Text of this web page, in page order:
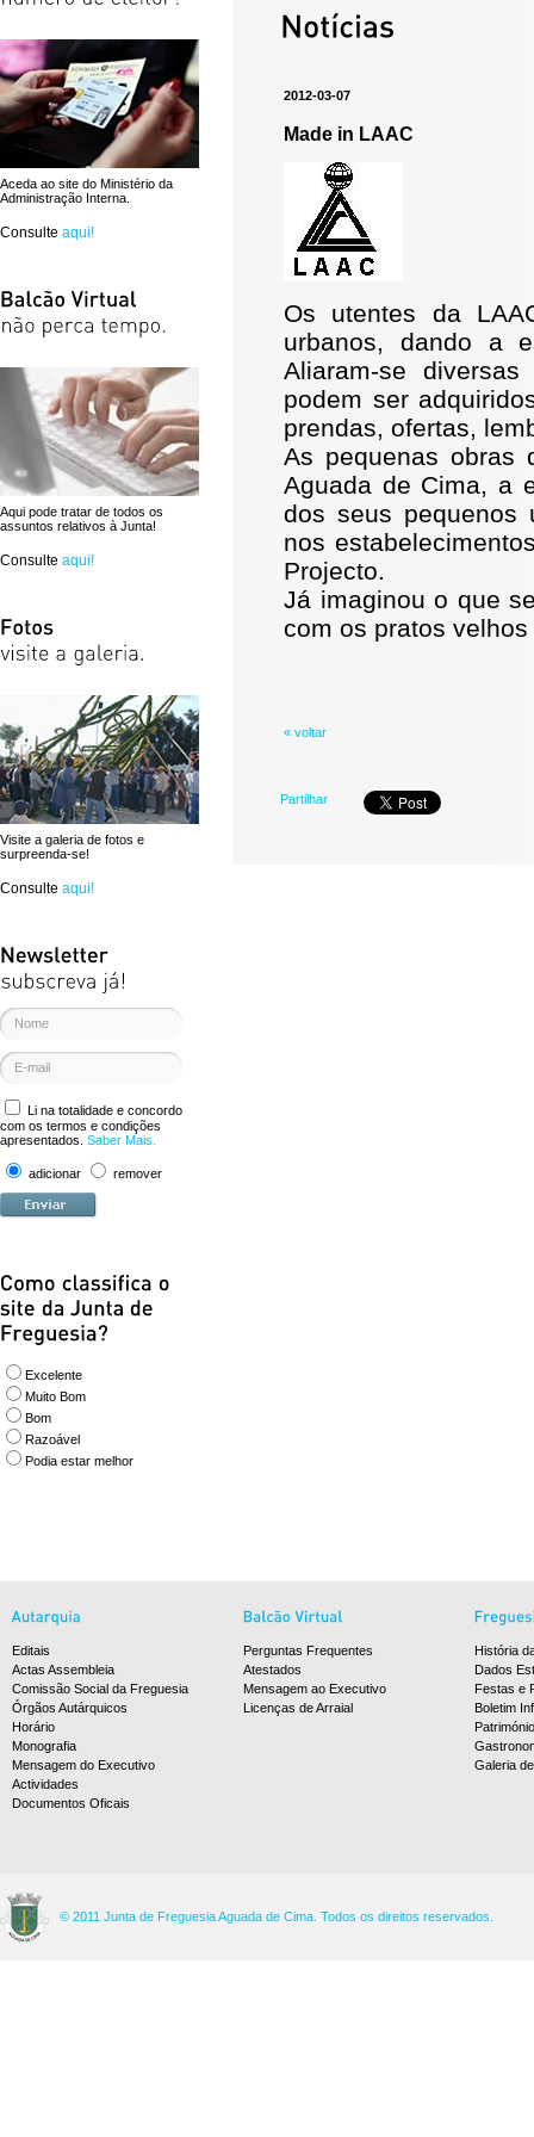
Aceda ao site do Ministério da
Administração Interna.
Consulte aqui!
Aqui pode tratar de todos os
assuntos relativos à Junta!
Consulte aqui!
Visite a galeria de fotos e
surpreenda-se!
Consulte aqui!
Li na totalidade e concordo
com os termos e condições
apresentados. Saber Mais.
adicionar remover
Excelente
Muito Bom
Bom
Razoável
Podia estar melhor
2012-03-07
Made in LAAC
Os utentes da
urbanos, dando a
Aliaram-se
podem ser
prendas, ofertas,
As pequenas obras
Aguada de Cima, a
dos seus pequenos
nos
Projecto.
Já imaginou o que
com os pratos
« voltar
Partilhar
Editais
Actas Assembleia
Comissão Social da Freguesia
Órgãos Autárquicos
Horário
Monografia
Mensagem do Executivo
Actividades
Documentos Oficais
Perguntas Frequentes
Atestados
Mensagem ao Executivo
Licenças de Arraial
História
Dados
Festas e
Boletim
Património
Galeria
© 2011 Junta de Freguesia Aguada de Cima. Todos os direitos reservados.